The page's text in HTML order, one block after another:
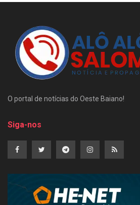
O portal de notícias do Oeste Baiano!
Siga-nos